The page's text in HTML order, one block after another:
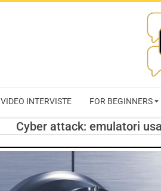
VIDEO INTERVISTE FOR BEGINNERS
Cyber attack: emulatori